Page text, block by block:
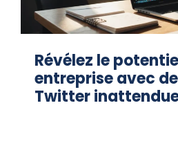
Révélez le
entreprise avec
Twitter